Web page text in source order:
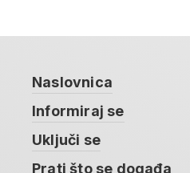
Naslovnica
Informiraj se
Uključi se
Prati što se događa